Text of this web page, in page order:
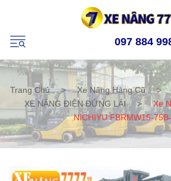
097 884
Trang Chủ > Xe Nâng Hàng Cũ >
XE NÂNG ĐIỆN ĐỨNG LÁI
>
Xe
NICHIYU FBRMW15-